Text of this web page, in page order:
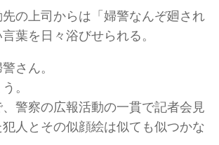
の上司からは「婦警なんぞ廻され
葉を日々浴びせられる。
さん。
。
警察の広報活動の一貫で記者会見
人とその似顔絵は似ても似つかな